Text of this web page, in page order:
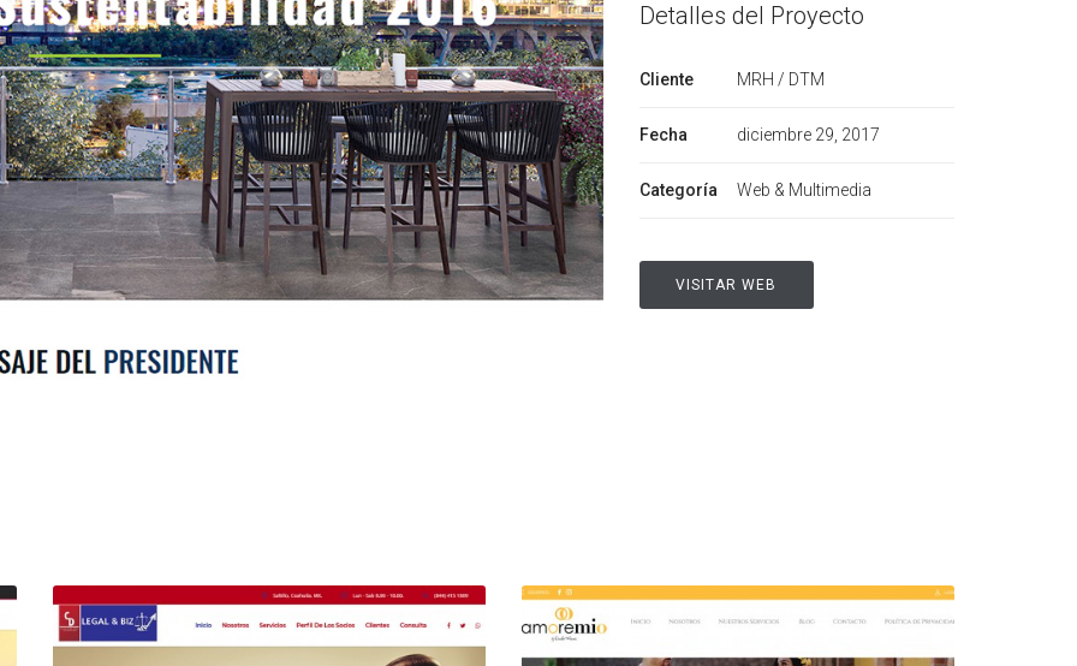
Detalles del Proyecto
Cliente MRH / DTM
Fecha diciembre 29, 2017
Categoría Web & Multimedia
VISITAR WEB